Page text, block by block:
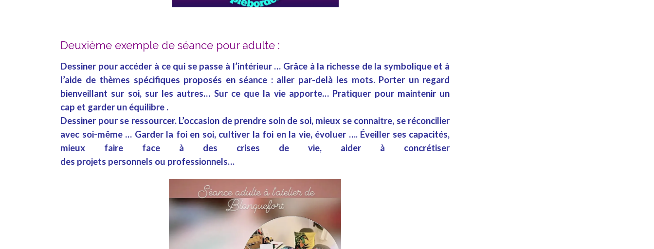
Deuxième exemple de séance pour adulte :
Dessiner pour accéder à ce qui se passe à l’intérieur… Grâce à la richesse de la symboliqueet à
l’aide de thèmes spécifiques proposés en séance : aller par-delà les mots. Porter un regard
bienveillant sur soi, sur les autres… Sur ce que la vieapporte… Pratiquer pour maintenir un
cap et garder un équilibre .
Dessiner pour se ressourcer. L’occasion de prendre soin de soi, mieux se connaitre, se réconcilier
avec soi-même… Garder la foien soi, cultiver la foi en la vie, évoluer …. Éveiller ses capacités,
mieux faire face à des crises de vie, aider à concrétiser
des projets personnels ou professionnels…